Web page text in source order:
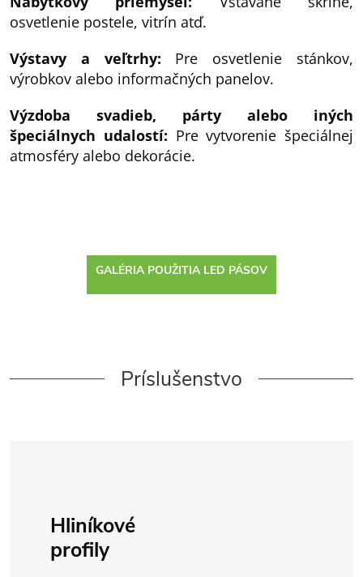
osvetlenie postele, vitrín atď.
Výstavy a veľtrhy: Pre osvetlenie stánkov,
výrobkov alebo informačných panelov.
Výzdoba svadieb, párty alebo iných
špeciálnych udalostí: Pre vytvorenie špeciálnej
atmosféry alebo dekorácie.
GALÉRIA POUŽITIA LED PÁSOV
Príslušenstvo
Hliníkové
profily